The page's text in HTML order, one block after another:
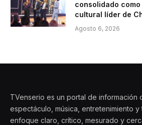
consolidado
cultural líder de
Agosto 6, 2026
TVenserio es un portal de información
espectáculo, música, entretenimiento
enfoque claro, crítico, mesurado y